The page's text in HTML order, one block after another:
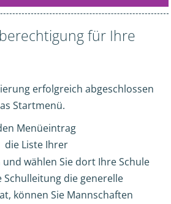
für Ihre
erfolgreich abgeschlossen
Startmenü.
Menüeintrag
die Liste Ihrer
wählen Sie dort Ihre Schule
Schulleitung die generelle
können Sie Mannschaften